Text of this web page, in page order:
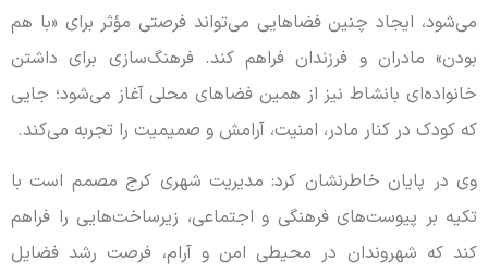
می‌شود، ایجاد چنین فضاهایی می‌تواند فرصتی مؤثر برای «با هم
بودن» مادران و فرزندان فراهم کند. فرهنگ‌سازی برای داشتن
خانواده‌ای بانشاط نیز از همین فضاهای محلی آغاز می‌شود؛ جایی
که کودک در کنار مادر، امنیت، آرامش و صمیمیت را تجربه می‌کند.
وی در پایان خاطرنشان کرد: مدیریت شهری کرج مصمم است با
تکیه بر پیوست‌های فرهنگی و اجتماعی، زیرساخت‌هایی را فراهم
کند که شهروندان در محیطی امن و آرام، فرصت رشد فضایل